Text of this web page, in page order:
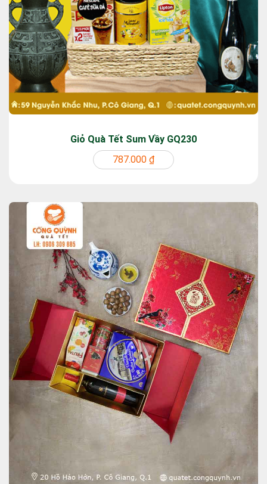
Giỏ Quà Tết Sum Vầy GQ230
787.000 ₫